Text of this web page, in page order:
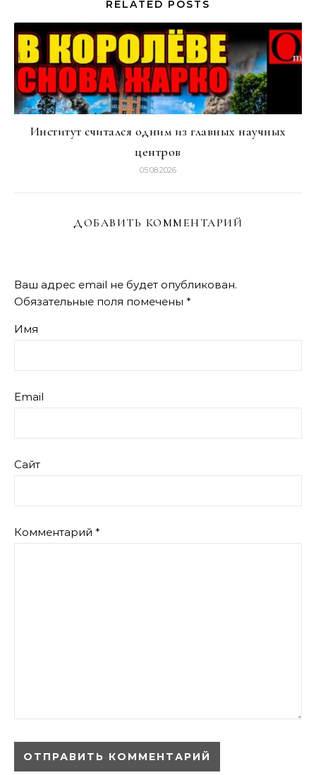
RELATED POSTS
Институт считался одним из главных научных
центров
05.08.2026
ДОБАВИТЬ КОММЕНТАРИЙ
Ваш адрес email не будет опубликован.
Обязательные поля помечены *
Имя
Email
Сайт
Комментарий *